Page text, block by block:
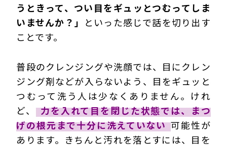
うときって、つい目をギュッとつむってしま
いませんか？」 といった感じで話を切り出す
ことです。
普段のクレンジングや洗顔では、目にクレン
ジング剤などが入らないよう、目をギュッと
つむって洗う人は少なくありません。けれ
ど、 力を入れて目を閉じた状態では、まつ
げの根元まで十分に洗えていない 可能性が
あります。きちんと汚れを落とすには、目を